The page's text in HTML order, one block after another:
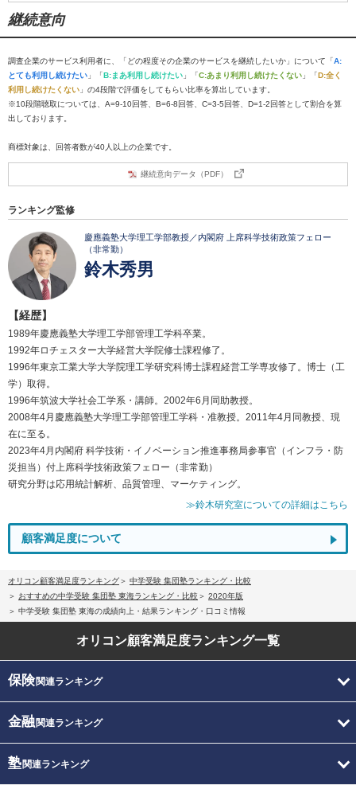
継続意向
調査企業のサービス利用者に、「どの程度その企業のサービスを継続したいか」について「A:
とても利用し続けたい 」「B:まあ利用し続けたい 」「C:あまり利用し続けたくない 」「D:全く
利用し続けたくない 」の4段階で評価をしてもらい比率を算出しています。
※10段階聴取については、A=9-10回答、B=6-8回答、C=3-5回答、D=1-2回答として割合を算
出しております。
商標対象は、回答者数が40人以上の企業です。
継続意向データ（PDF）
ランキング監修
慶應義塾大学理工学部教授／内閣府 上席科学技術政策フェロー
（非常勤）
鈴木秀男
【経歴】
1989年慶應義塾大学理工学部管理工学科卒業。
1992年ロチェスター大学経営大学院修士課程修了。
1996年東京工業大学大学院理工学研究科博士課程経営工学専攻修了。博士（工
学）取得。
1996年筑波大学社会工学系・講師。2002年6月同助教授。
2008年4月慶應義塾大学理工学部管理工学科・准教授。2011年4月同教授、現
在に至る。
2023年4月内閣府 科学技術・イノベーション推進事務局参事官（インフラ・防
災担当）付上席科学技術政策フェロー（非常勤）
研究分野は応用統計解析、品質管理、マーケティング。
≫鈴木研究室についての詳細はこちら
顧客満足度について
オリコン顧客満足度ランキング
中学受験 集団塾ランキング・比較
おすすめの中学受験 集団塾 東海ランキング・比較
2020年版
中学受験 集団塾 東海の成績向上・結果ランキング・口コミ情報
オリコン顧客満足度ランキング一覧
保険関連ランキング
金融関連ランキング
塾関連ランキング